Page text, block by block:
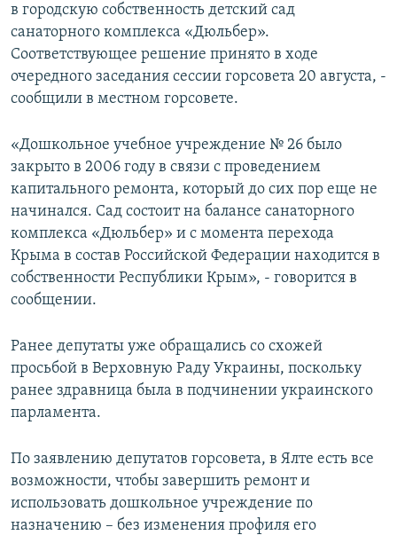
СОВЕТЫ ПРАВОЗАЩИТНИКОВ
ПРОПАВШИЕ БЕЗ ВЕСТИ
ПОБЕДИТЕЛЕЙ НЕ СУДЯТ?
УКРАИНСКАЯ ПРОБЛЕМА КРЫМА
Українською
Qırımtatar
ПРИСОЕДИНЯЙТЕСЬ!
Все сайты RFE/RL
в городскую собственность детский сад
санаторного комплекса «Дюльбер».
Соответствующее решение принято в ходе
очередного заседания сессии горсовета 20 августа, -
сообщили в местном горсовете.
«Дошкольное учебное учреждение № 26 было
закрыто в 2006 году в связи с проведением
капитального ремонта, который до сих пор еще не
начинался. Сад состоит на балансе санаторного
комплекса «Дюльбер» и с момента перехода
Крыма в состав Российской Федерации находится в
собственности Республики Крым», - говорится в
сообщении.
Ранее депутаты уже обращались со схожей
просьбой в Верховную Раду Украины, поскольку
ранее здравница была в подчинении украинского
парламента.
По заявлению депутатов горсовета, в Ялте есть все
возможности, чтобы завершить ремонт и
использовать дошкольное учреждение по
назначению – без изменения профиля его